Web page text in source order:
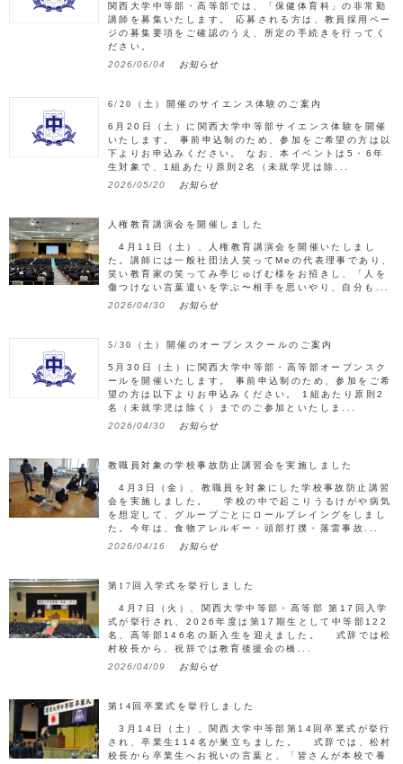
関西大学中等部・高等部では、「保健体育科」の非常勤
講師を募集いたします。 応募される方は、教員採用ペー
ジの募集要項をご確認のうえ、所定の手続きを行ってく
ださい。
2026/06/04
お知らせ
6/20（土）開催のサイエンス体験のご案内
6月20日（土）に関西大学中等部サイエンス体験を開催
いたします。 事前申込制のため、参加をご希望の方は以
下よりお申込みください。 なお、本イベントは5・6年
生対象で、1組あたり原則2名（未就学児は除...
2026/05/20
お知らせ
人権教育講演会を開催しました
4月11日（土）、人権教育講演会を開催いたしまし
た。講師には一般社団法人笑ってMeの代表理事であり、
笑い教育家の笑ってみ亭じゅげむ様をお招きし、「人を
傷つけない言葉遣いを学ぶ〜相手を思いやり、自分も...
2026/04/30
お知らせ
5/30（土）開催のオープンスクールのご案内
5月30日（土）に関西大学中等部・高等部オープンスク
ールを開催いたします。 事前申込制のため、参加をご希
望の方は以下よりお申込みください。 1組あたり原則2
名（未就学児は除く）までのご参加といたしま...
2026/04/30
お知らせ
教職員対象の学校事故防止講習会を実施しました
4月3日（金）、教職員を対象にした学校事故防止講習
会を実施しました。 学校の中で起こりうるけがや病気
を想定して、グループごとにロールプレイングをしまし
た。今年は、食物アレルギー・頭部打撲・落雷事故...
2026/04/16
お知らせ
第17回入学式を挙行しました
4月7日（火）、関西大学中等部・高等部 第17回入学
式が挙行され、2026年度は第17期生として中等部122
名、高等部146名の新入生を迎えました。 式辞では松
村校長から、祝辞では教育後援会の橋...
2026/04/09
お知らせ
第14回卒業式を挙行しました
3月14日（土）、関西大学中等部第14回卒業式が挙行
され、卒業生114名が巣立ちました。 式辞では、松村
校長から卒業生へお祝いの言葉と、「皆さんが本校で養